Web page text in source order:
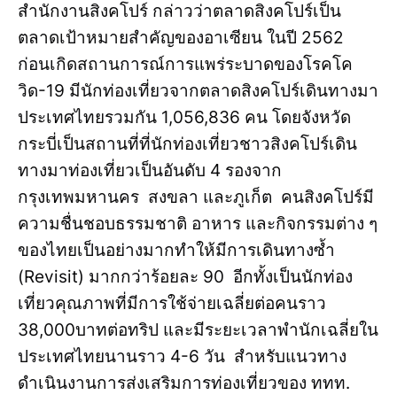
สำนักงานสิงคโปร์ กล่าวว่าตลาดสิงคโปร์เป็น
ตลาดเป้าหมายสำคัญของอาเซียน ในปี 2562
ก่อนเกิดสถานการณ์การแพร่ระบาดของโรคโค
วิด-19 มีนักท่องเที่ยวจากตลาดสิงคโปร์เดินทางมา
ประเทศไทยรวมกัน 1,056,836 คน โดยจังหวัด
กระบี่เป็นสถานที่ที่นักท่องเที่ยวชาวสิงคโปร์เดิน
ทางมาท่องเที่ยวเป็นอันดับ 4 รองจาก
กรุงเทพมหานคร สงขลา และภูเก็ต คนสิงคโปร์มี
ความชื่นชอบธรรมชาติ อาหาร และกิจกรรมต่าง ๆ
ของไทยเป็นอย่างมากทำให้มีการเดินทางซ้ำ
(Revisit) มากกว่าร้อยละ 90 อีกทั้งเป็นนักท่อง
เที่ยวคุณภาพที่มีการใช้จ่ายเฉลี่ยต่อคนราว
38,000บาทต่อทริป และมีระยะเวลาพำนักเฉลี่ยใน
ประเทศไทยนานราว 4-6 วัน สำหรับแนวทาง
ดำเนินงานการส่งเสริมการท่องเที่ยวของ ททท.